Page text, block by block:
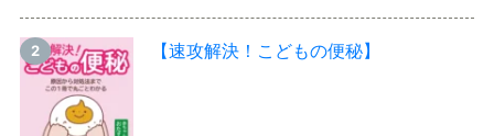
【速攻解決！こどもの便秘】